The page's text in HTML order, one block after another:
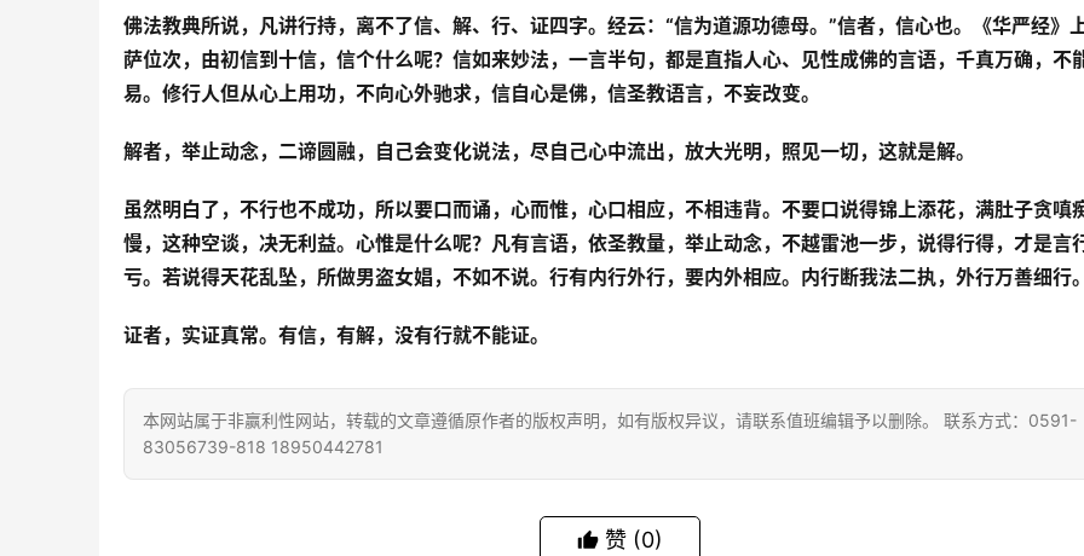
佛法教典所说，凡讲行持，离不了信、解、行、证四字。经云：“信为道源功德母。”信者，信心也。《华严经》
萨位次，由初信到十信，信个什么呢？信如来妙法，一言半句，都是直指人心、见性成佛的言语，千真万确，不
易。修行人但从心上用功，不向心外驰求，信自心是佛，信圣教语言，不妄改变。
解者，举止动念，二谛圆融，自己会变化说法，尽自己心中流出，放大光明，照见一切，这就是解。
虽然明白了，不行也不成功，所以要口而诵，心而惟，心口相应，不相违背。不要口说得锦上添花，满肚子贪嗔
慢，这种空谈，决无利益。心惟是什么呢？凡有言语，依圣教量，举止动念，不越雷池一步，说得行得，才是言
亏。若说得天花乱坠，所做男盗女娼，不如不说。行有内行外行，要内外相应。内行断我法二执，外行万善细行。
证者，实证真常。有信，有解，没有行就不能证。
本网站属于非赢利性网站，转载的文章遵循原作者的版权声明，如有版权异议，请联系值班编辑予以删除。 联系方式：0591-
83056739-818 18950442781
赞 (0)